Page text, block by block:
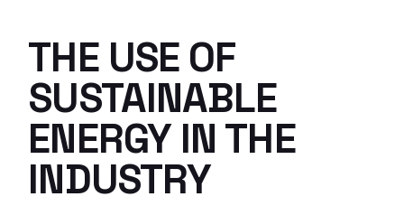
THE USE OF
SUSTAINABLE
ENERGY IN THE
INDUSTRY